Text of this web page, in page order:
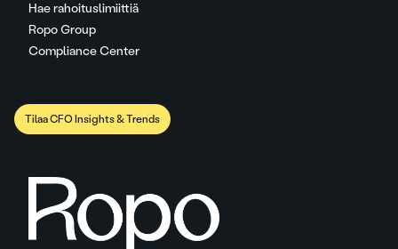
Hae rahoituslimiittiä
Ropo Group
Compliance Center
Tilaa CFO Insights & Trends